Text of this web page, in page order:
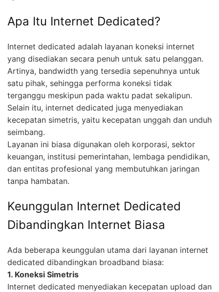
Apa Itu Internet Dedicated?
Internet dedicated adalah layanan koneksi internet
yang disediakan secara penuh untuk satu pelanggan.
Artinya, bandwidth yang tersedia sepenuhnya untuk
satu pihak, sehingga performa koneksi tidak
terganggu meskipun pada waktu padat sekalipun.
Selain itu, internet dedicated juga menyediakan
kecepatan simetris, yaitu kecepatan unggah dan unduh
seimbang.
Layanan ini biasa digunakan oleh korporasi, sektor
keuangan, institusi pemerintahan, lembaga pendidikan,
dan entitas profesional yang membutuhkan jaringan
tanpa hambatan.
Keunggulan Internet Dedicated
Dibandingkan Internet Biasa
Ada beberapa keunggulan utama dari layanan internet
dedicated dibandingkan broadband biasa:
1. Koneksi Simetris
Internet dedicated menyediakan kecepatan upload dan